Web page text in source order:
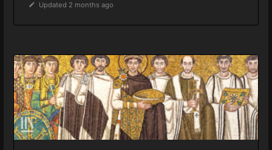
Updated 2 months ago